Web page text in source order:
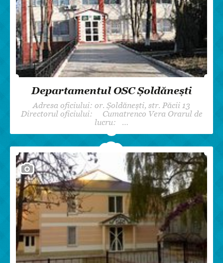
Departamentul OSC Șoldănești
Adresa oficiului: or. Șoldănești, str. Păcii 13
Directorul oficiului: Cumatrenco Vera Orarul de
lucru: …